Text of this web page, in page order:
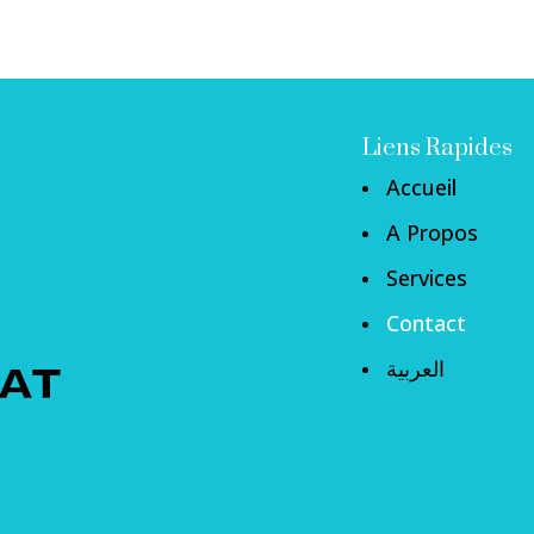
Liens Rapides
Accueil
A Propos
Services
Contact
العربية